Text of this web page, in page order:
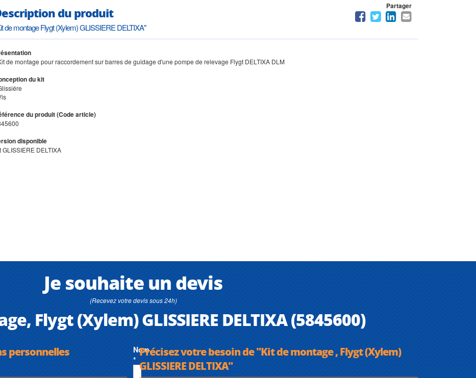
du produit
de montage Flygt (Xylem) GLISSIERE DELTIXA"
Partager
de montage pour raccordement sur barres de guidage d'une pompe de relevage Flygt DELTIXA DLM
du kit
du produit (Code article)
disponible
GLISSIERE DELTIXA
Je souhaite un devis
(Recevez votre devis sous 24h)
Flygt (Xylem) GLISSIERE DELTIXA (5845600)
personnelles
Nom
*
Précisez votre besoin de "Kit de montage , Flygt (Xylem)
GLISSIERE DELTIXA"